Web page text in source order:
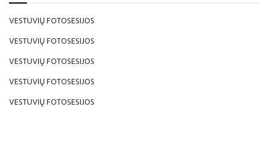
VESTUVIŲ FOTOSESIJOS
VESTUVIŲ FOTOSESIJOS
VESTUVIŲ FOTOSESIJOS
VESTUVIŲ FOTOSESIJOS
VESTUVIŲ FOTOSESIJOS